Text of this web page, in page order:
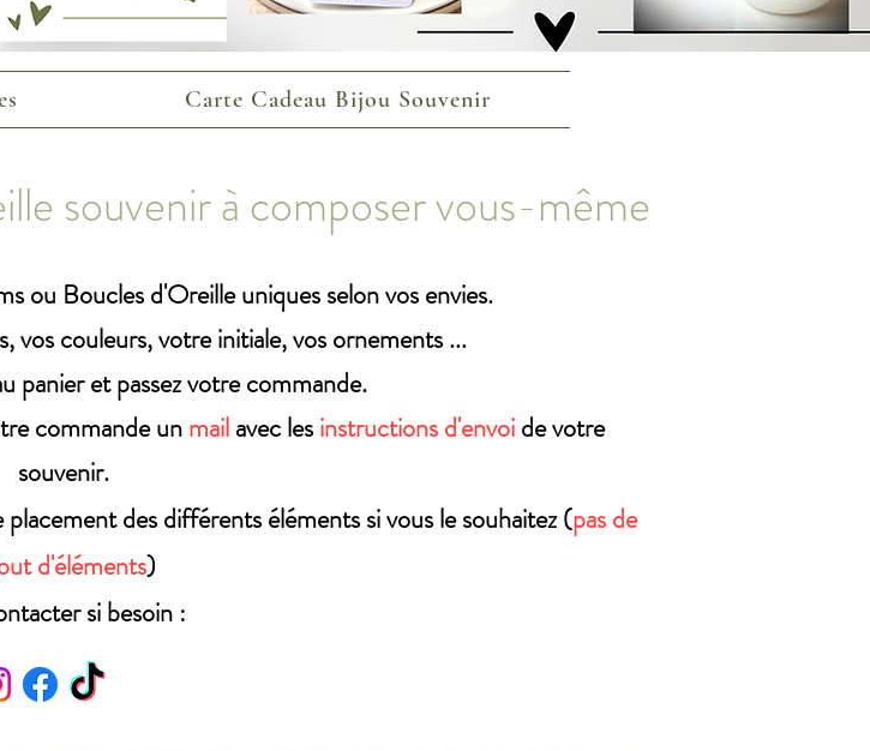
Carte Cadeau Bijou Souvenir
souvenir à composer vous-même
ou Boucles d'Oreille uniques selon vos envies.
vos couleurs, votre initiale, vosornements...
panier et passez votre commande.
commande unmailavec lesinstructions d'envoide votre
souvenir.
des différents éléments si vous le souhaitez (pas de
d'éléments)
si besoin :